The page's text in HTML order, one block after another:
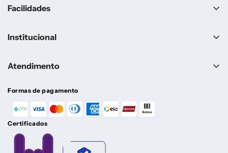
Facilidades
Marcas
Perfumes Masculinos
Perfumes Árabes
Institucional
Pagamento e Cancelamento
Entrega
Política de reembolso
Política de frete
Atendimento
Atendimento
(24) 98822-5399
De Segunda a Sexta, das 09h às 16h. Exceto feriados.
Formas de pagamento
Certificados